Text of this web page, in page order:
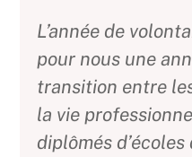
L’année de
pour nous une
transition entre
la vie
diplômés d’écoles